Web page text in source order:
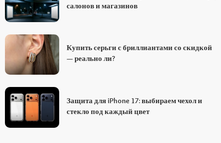
салонов и магазинов
Купить серьги с бриллиантами со скидкой
— реально ли?
Защита для iPhone 17: выбираем чехол и
стекло под каждый цвет